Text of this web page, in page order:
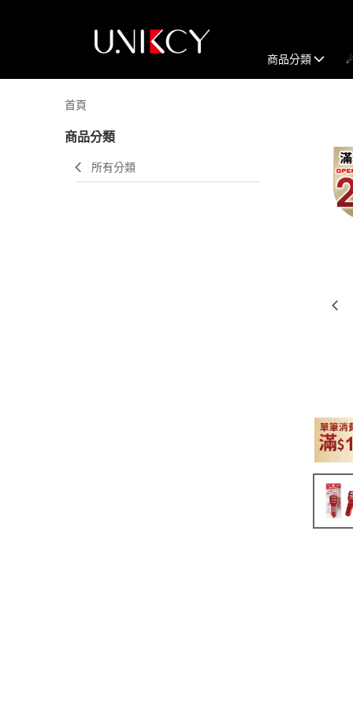
商品分類
首頁
商品分類
所有分類